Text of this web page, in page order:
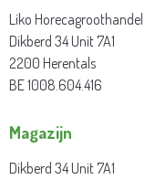
Liko Horecagroothandel
Dikberd 34 Unit 7A1
2200 Herentals
BE 1008.604.416
Magazijn
Dikberd 34 Unit 7A1